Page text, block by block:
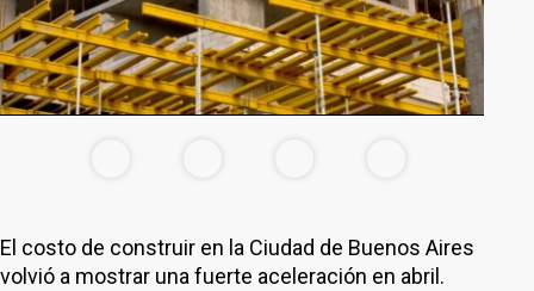
El costo de construir en la Ciudad de Buenos Aires
volvió a mostrar una fuerte aceleración en abril.